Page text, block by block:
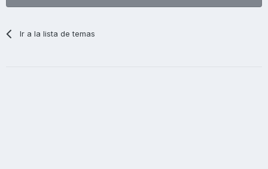
Ir a la lista de temas